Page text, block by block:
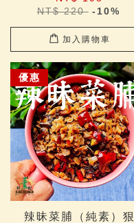
NT$ 220 -10%
加入購物車
優惠
辣昧菜脯（純素）狠